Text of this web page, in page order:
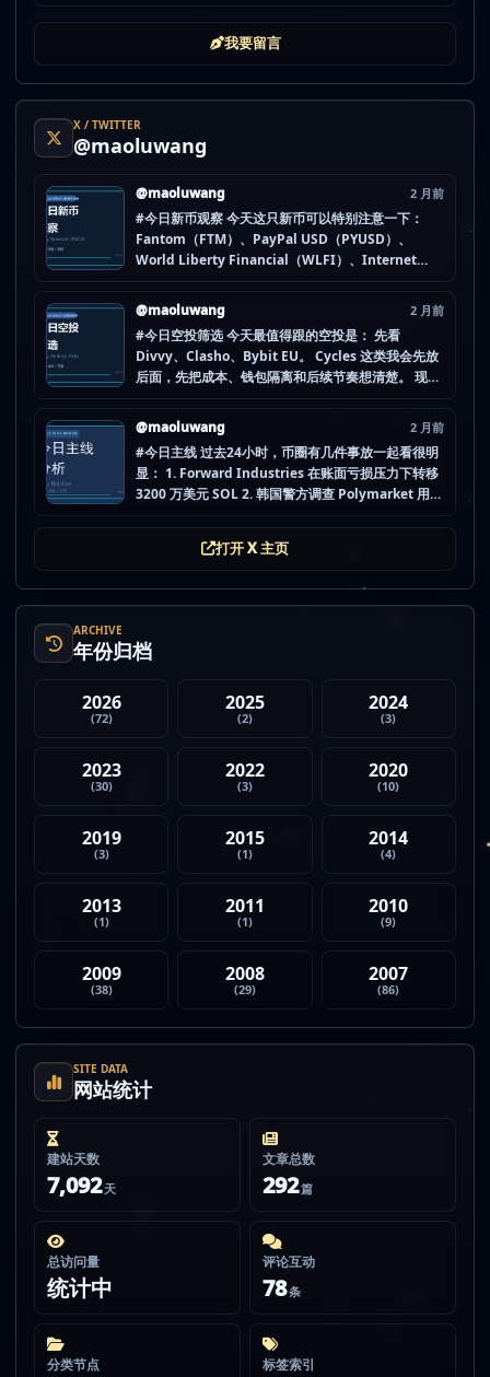
我要留言
X / TWITTER
@maoluwang
@maoluwang 2 月前
#今日新币观察 今天这只新币可以特别注意一下：
Fantom（FTM）、PayPal USD（PYUSD）、
World Liberty Financial（WLFI）、Internet
而是更像“热度是不是在回流”的样本。 这种时候最怕
把...
@maoluwang 2 月前
#今日空投筛选 今天最值得跟的空投是： 先看
Divvy、Clasho、Bybit EU。 Cycles 这类我会先放
后面，先把成本、钱包隔离和后续节奏想清楚。 现在
都没做扎实。 mao.lu/today-airdrop-selecti… #空
投项目 #...
@maoluwang 2 月前
#今日主线 过去24小时，币圈有几件事放一起看很明
显： 1. Forward Industries 在账面亏损压力下转移
3200 万美元 SOL 2. 韩国警方调查 Polymarket 用户
打开 X 主页
ARCHIVE
年份归档
2026
(72)
2025
(2)
2024
(3)
2023
(30)
2022
(3)
2020
(10)
2019
(3)
2015
(1)
2014
(4)
2013
(1)
2011
(1)
2010
(9)
2009
(38)
2008
(29)
2007
(86)
SITE DATA
网站统计
建站天数
7,092 天
文章总数
292篇
总访问量
统计中
评论互动
78条
分类节点 标签索引